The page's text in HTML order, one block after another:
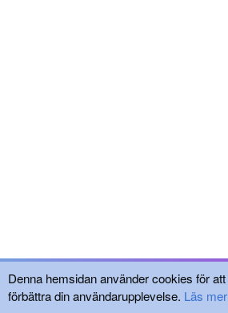
Denna hemsidan använder cookies för att
förbättra din användarupplevelse. Läs mer